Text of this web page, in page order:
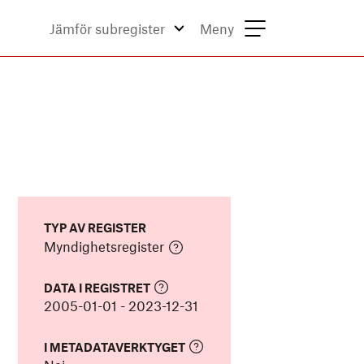
Jämför subregister Meny
TYP AV REGISTER
Myndighetsregister
DATA I REGISTRET
2005-01-01 - 2023-12-31
I METADATAVERKTYGET